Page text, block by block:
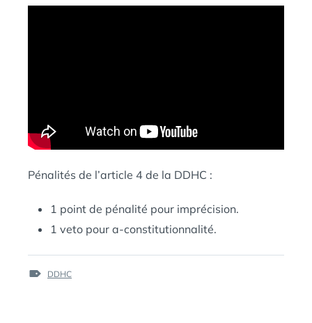
Pénalités de l’article 4 de la DDHC :
1 point de pénalité pour imprécision.
1 veto pour a-constitutionnalité.
ÉTIQUETTES :
DDHC